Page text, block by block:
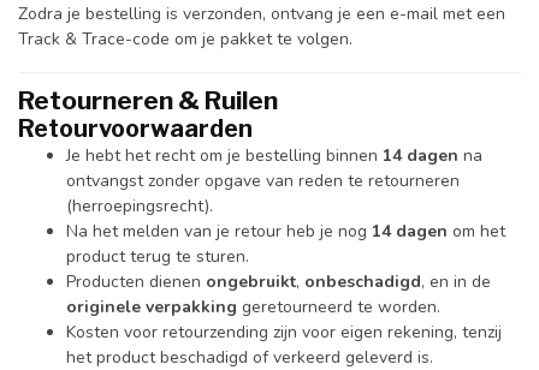
Zodra je bestelling is verzonden, ontvang je een e-mail met een
Track & Trace-code om je pakket te volgen.
Retourneren & Ruilen
Retourvoorwaarden
Je hebt het recht om je bestelling binnen 14 dagen na
ontvangst zonder opgave van reden te retourneren
(herroepingsrecht).
Na het melden van je retour heb je nog 14 dagen om het
product terug te sturen.
Producten dienen ongebruikt, onbeschadigd, en in de
originele verpakking geretourneerd te worden.
Kosten voor retourzending zijn voor eigen rekening, tenzij
het product beschadigd of verkeerd geleverd is.